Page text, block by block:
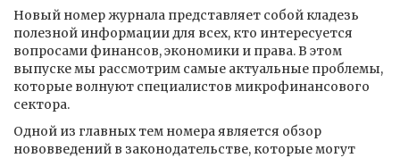
Новый номер журнала представляет собой кладезь
полезной информации для всех, кто интересуется
вопросами финансов, экономики и права. В этом
выпуске мы рассмотрим самые актуальные проблемы,
которые волнуют специалистов микрофинансового
сектора.
Одной из главных тем номера является обзор
нововведений в законодательстве, которые могут